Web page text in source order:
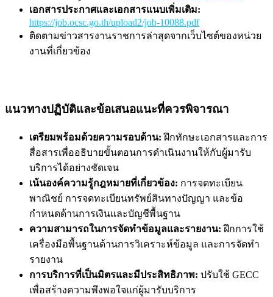
เอกสารประกาศและเอกสารแนบเพิ่มเติม:
https://job.ocsc.go.th/upload2/job-10088.pdf
ติดตามข่าวสารงานราชการล่าสุดจากเว็บไซต์ของหน่วย
งานที่เกี่ยวข้อง
แนวทางปฏิบัติและข้อเสนอแนะที่ควรพิจารณา
เตรียมพร้อมด้วยความรอบด้าน: ฝึกทักษะเอกสารและการ
สื่อสารเพื่ออธิบายขั้นตอนการดำเนินงานให้กับผู้มารับ
บริการได้อย่างชัดเจน
เน้นองค์ความรู้กฎหมายที่เกี่ยวข้อง: การจดทะเบียน
พาณิชย์ การจดทะเบียนทรัพย์สินทางปัญญา และข้อ
กำหนดด้านการเงินและบัญชีพื้นฐาน
ความสามารถในการจัดทำข้อมูลและรายงาน: ฝึกการใช้
เครื่องมือพื้นฐานด้านการวิเคราะห์ข้อมูล และการจัดทำ
รายงาน
การบริการที่เป็นมิตรและมีประสิทธิภาพ: ปรับใช้ GECC
เพื่อสร้างความพึงพอใจแก่ผู้มารับบริการ